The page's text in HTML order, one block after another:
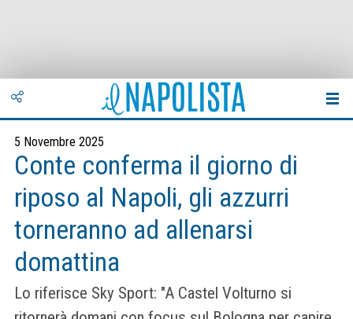
5 Novembre 2025
Conte conferma il giorno di
riposo al Napoli, gli azzurri
torneranno ad allenarsi
domattina
Lo riferisce Sky Sport: "A Castel Volturno si